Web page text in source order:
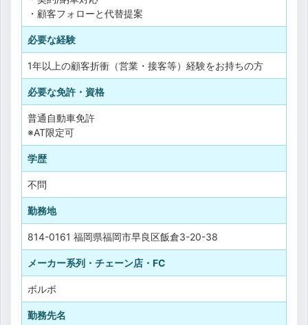
・顧客フォローと代替提案
必要な経験
1年以上の顧客折衝（営業・接客等）経験をお持ちの方
必要な免許・資格
普通自動車免許
※AT限定可
学歴
不問
勤務地
814-0161 福岡県福岡市早良区飯倉3-20-38
メーカー系列・チェーン店・FC
ボルボ
勤務先名